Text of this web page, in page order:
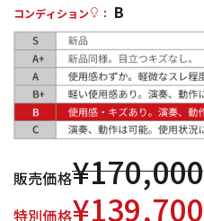
コンディション
： B
販売価格¥170,000
特別価格¥139,700